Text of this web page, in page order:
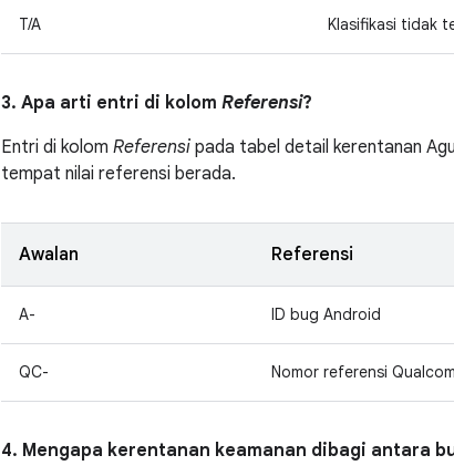
T/A Klasifikasi tidak
3. Apa arti entri di kolom Referensi?
Entri di kolom Referensi pada tabel detail kerentanan
tempat nilai referensi berada.
Awalan Referensi
A- ID bug Android
QC- Nomor referensi
4. Mengapa kerentanan keamanan dibagi antara